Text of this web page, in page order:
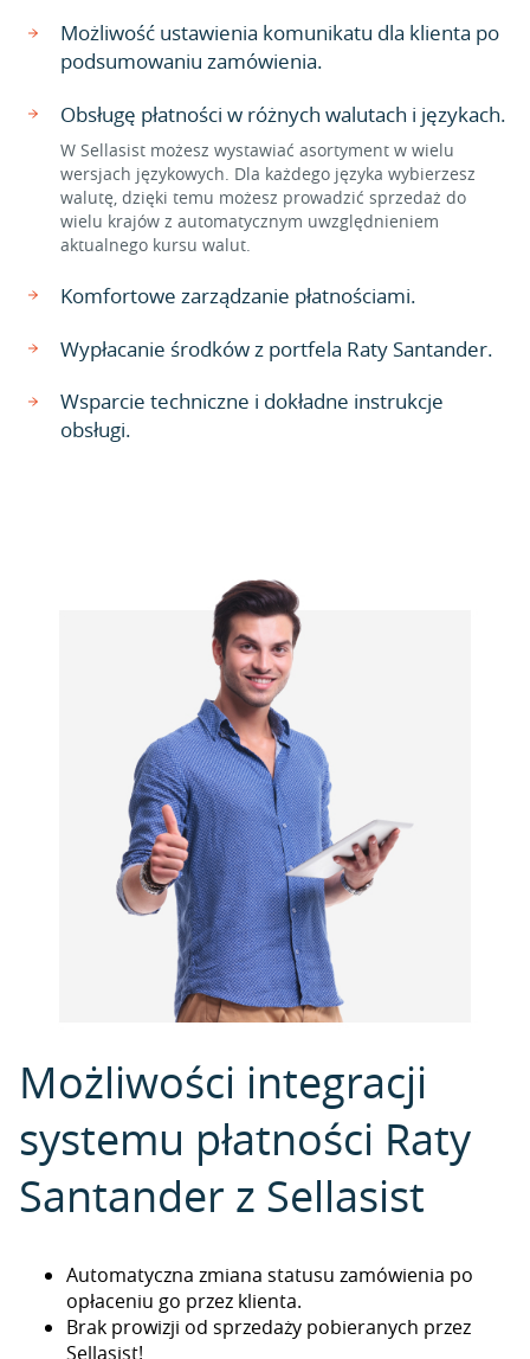
Możliwość ustawienia komunikatu dla klienta po
podsumowaniu zamówienia.
Obsługę płatności w różnych walutach i językach.
W Sellasist możesz wystawiać asortyment w wielu
wersjach językowych. Dla każdego języka wybierzesz
walutę, dzięki temu możesz prowadzić sprzedaż do
wielu krajów z automatycznym uwzględnieniem
aktualnego kursu walut.
Komfortowe zarządzanie płatnościami.
Wypłacanie środków z portfela Raty Santander.
Wsparcie techniczne i dokładne instrukcje
obsługi.
Możliwości integracji
systemu płatności Raty
Santander z Sellasist
Automatyczna zmiana statusu zamówienia po
opłaceniu go przez klienta.
Brak prowizji od sprzedaży pobieranych przez
Sellasist!